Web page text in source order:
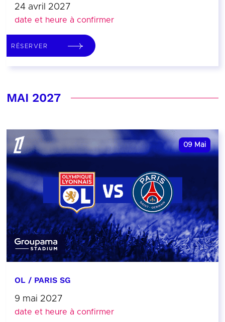
24 avril 2027
date et heure à confirmer
RÉSERVER
MAI 2027
09 Mai
OL / PARIS SG
9 mai 2027
date et heure à confirmer